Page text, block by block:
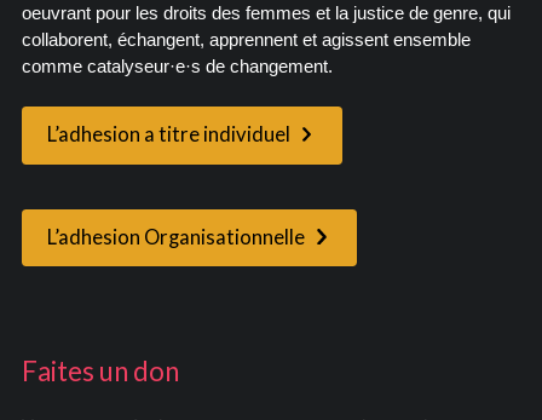
oeuvrant pour les droits des femmes et la justice de genre, qui
collaborent, échangent, apprennent et agissent ensemble
comme catalyseur·e·s de changement.
L’adhesion a titre individuel
L’adhesion Organisationnelle
Faites un don